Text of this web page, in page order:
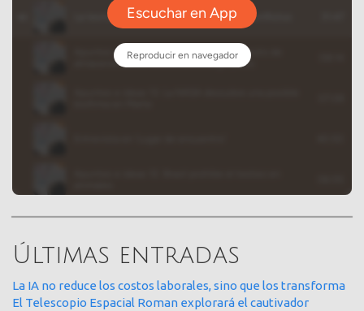
Últimas entradas
La IA no reduce los costos laborales, sino que los transforma
El Telescopio Espacial Roman explorará el cautivador